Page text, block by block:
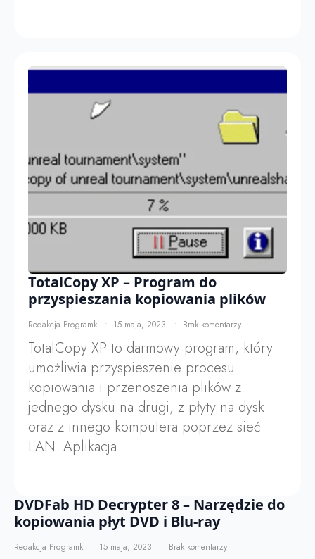
TotalCopy XP – Program do
przyspieszania kopiowania plików
Redakcja Programki 15 maja, 2023 Brak komentarzy
TotalCopy XP to darmowy program, który
umożliwia przyspieszenie procesu
kopiowania i przenoszenia plików z
jednego dysku na drugi, z płyty na dysk
oraz z innego komputera poprzez sieć
LAN. Aplikacja…
DVDFab HD Decrypter 8 – Narzędzie do
kopiowania płyt DVD i Blu-ray
Redakcja Programki 15 maja, 2023 Brak komentarzy